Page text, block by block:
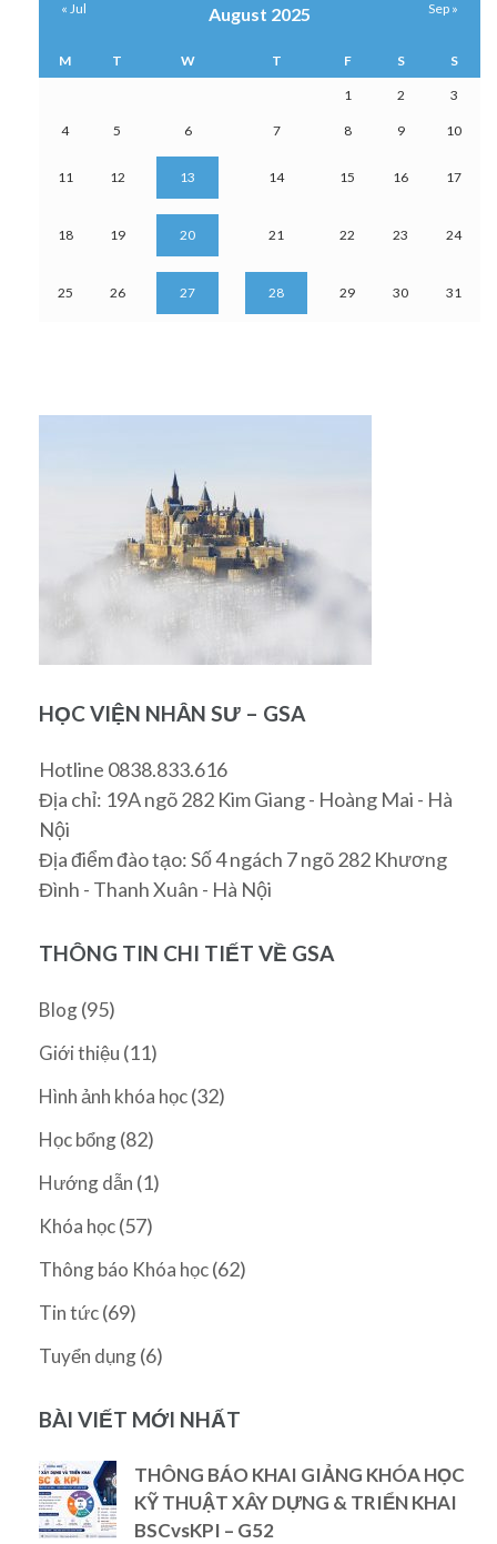
August 2025
M T W T F S S
1 2 3
4 5 6 7 8 9 10
11 12 13 14 15 16 17
18 19 20 21 22 23 24
25 26 27 28 29 30 31
« Jul Sep »
HỌC VIỆN NHÂN SƯ – GSA
Hotline 0838.833.616
Địa chỉ: 19A ngõ 282 Kim Giang - Hoàng Mai - Hà
Nội
Địa điểm đào tạo: Số 4 ngách 7 ngõ 282 Khương
Đình - Thanh Xuân - Hà Nội
THÔNG TIN CHI TIẾT VỀ GSA
Blog(95)
Giới thiệu (11)
Hình ảnh khóa học(32)
Học bổng(82)
Hướng dẫn (1)
Khóa học(57)
Thông báo Khóa học(62)
Tin tức(69)
Tuyển dụng(6)
BÀI VIẾT MỚI NHẤT
THÔNG BÁO KHAI GIẢNG KHÓA HỌC
KỸ THUẬT XÂY DỰNG & TRIỂN KHAI
BSCvsKPI – G52